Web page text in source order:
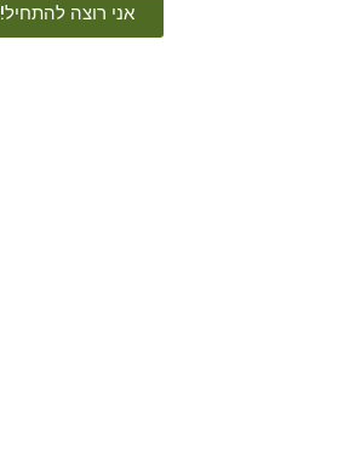
אני רוצה להתחיל!